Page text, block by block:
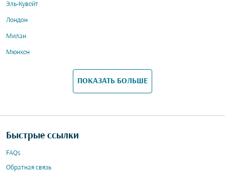
Эль-Кувейт
Лондон
Милан
Мюнхен
ПОКАЗАТЬ БОЛЬШЕ
Быстрые ссылки
FAQs
Обратная связь